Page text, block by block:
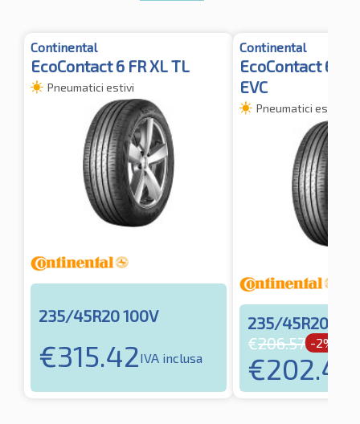
Continental
EcoContact 6 FR XL TL
Pneumatici estivi
235/45R20 100V
€315.42IVA inclusa
Continental
EcoContact 6
EVC
Pneumatici estivi
235/45R20
€206.57 -2%
€202.45